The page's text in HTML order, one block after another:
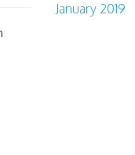
January 2019